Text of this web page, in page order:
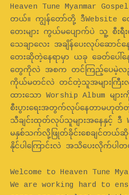
Home
Heaven Tune Myanmar
တယ်။ ကျွန်တော်တို့ ဒီWebsite လ
တေးများ ကွယ်မပျောက်ပဲ သူ့ စီး
သေချာလေး အချိန်ပေးလုပ်ဆောင်န
တေးဆိုတဲ့နေရာမှာ ယခု ခေတ်ပေါ်န
တွေကိုလဲ အစက တင်ကြည့်ပေမဲ့လည်း
ကိုယ်မတင်လဲ တင်တဲ့သူအများကြီ
ထားသော Worship Album မျာ
စီးပွားရေးအတွက်လုပ်နေတာမ
သီချင်းထုတ်လုပ်သူများအနေနှင့်
မနှစ်သက်လို့ဖြုတ်ခိုင်းစေချင်တယ်ဆိုရ
နိုင်ပါကြောင်းလဲ အသိပေးလိုက်ပါ
Welcome to Heaven Tune
We are working hard to